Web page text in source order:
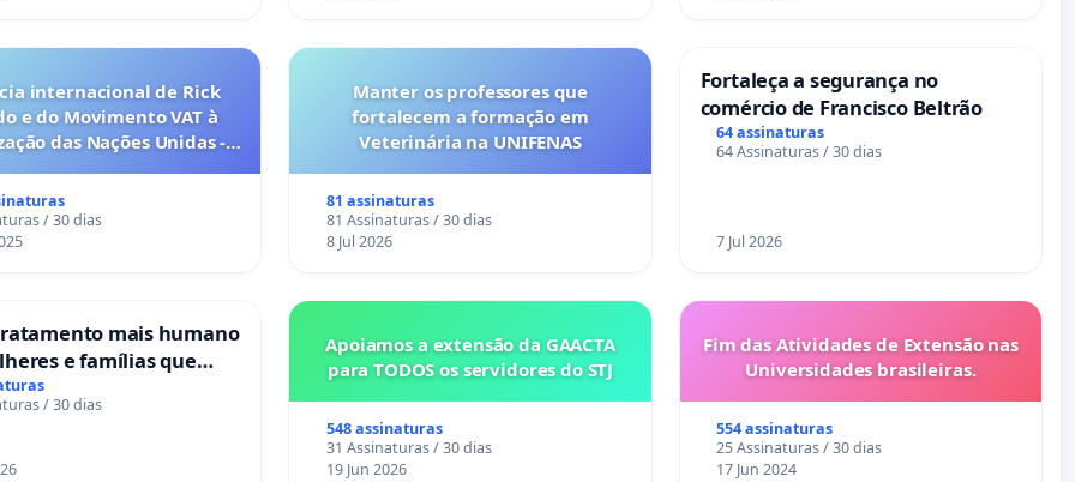
internacional de Rick
e do Movimento VAT à
das Nações Unidas -
6x1 enquanto o lobby
compra a omissão do
/ 30 dias
Manter os professores que
fortalecem a formação em
Veterinária na UNIFENAS
81 assinaturas
81 Assinaturas / 30 dias
8 Jul 2026
Fortaleça a segurança no
comércio de Francisco Beltrão
64 assinaturas
64 Assinaturas / 30 dias
7 Jul 2026
mais humano
e famílias que
perda gestacional
portugueses
/ 30 dias
Apoiamos a extensão da GAACTA
para TODOS os servidores do STJ
548 assinaturas
31 Assinaturas / 30 dias
19 Jun 2026
Fim das Atividades de Extensão nas
Universidades brasileiras.
554 assinaturas
25 Assinaturas / 30 dias
17 Jun 2024